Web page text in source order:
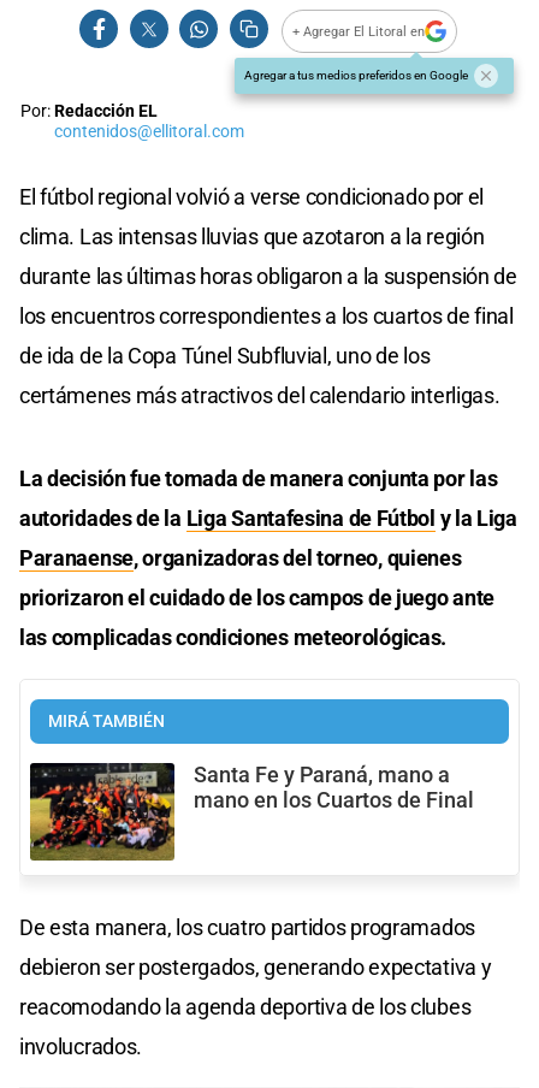
+ Agregar El Litoral en
Agregar a tus medios preferidos en Google
Por:Redacción EL
contenidos@ellitoral.com
El fútbol regional volvió a verse condicionado por el
clima. Las intensas lluvias que azotaron a la región
durante las últimas horas obligaron a la suspensión de
los encuentros correspondientes a los cuartos de final
de ida de la Copa Túnel Subfluvial, uno de los
certámenes más atractivos del calendario interligas.
La decisión fue tomada de manera conjunta por las
autoridades de la Liga Santafesina de Fútbol y la Liga
Paranaense, organizadoras del torneo, quienes
priorizaron el cuidado de los campos de juego ante
las complicadas condiciones meteorológicas.
MIRÁ TAMBIÉN
Santa Fe y Paraná, mano a
mano en los Cuartos de Final
De esta manera, los cuatro partidos programados
debieron ser postergados, generando expectativa y
reacomodando la agenda deportiva de los clubes
involucrados.